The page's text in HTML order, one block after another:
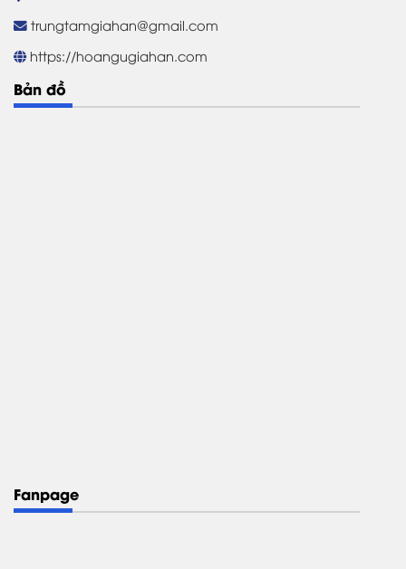
trungtamgiahan@gmail.com
https://hoangugiahan.com
Bản đồ
Fanpage